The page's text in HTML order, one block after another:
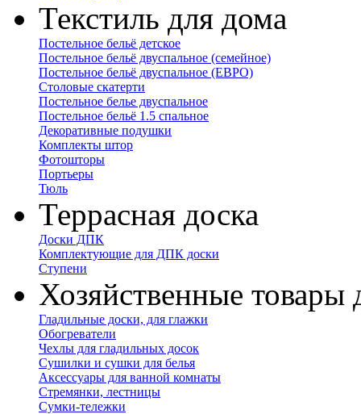
Текстиль для дома
Постельное бельё детское
Постельное бельё двуспальное (семейное)
Постельное бельё двуспальное (ЕВРО)
Столовые скатерти
Постельное белье двуспальное
Постельное бельё 1.5 спальное
Декоративные подушки
Комплекты штор
Фотошторы
Портьеры
Тюль
Террасная доска
Доски ДПК
Комплектующие для ДПК доски
Ступени
Хозяйственные товары
Гладильные доски, для глажки
Обогреватели
Чехлы для гладильных досок
Сушилки и сушки для белья
Аксессуары для ванной комнаты
Стремянки, лестницы
Сумки-тележки